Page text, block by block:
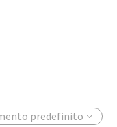
predefinito